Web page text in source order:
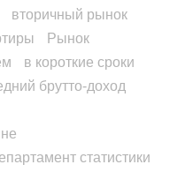
вторичный рынок
Рынок
в короткие сроки
брутто-доход
статистики